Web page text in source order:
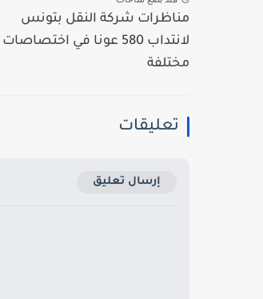
مناظرات شركة النقل بتونس
لانتداب 580 عونا في اختصاصات
مختلفة
تعليقات
إرسال تعليق